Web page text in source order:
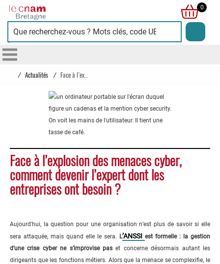
Cnam
Bretagne
0
/ Actualités /
Face à l’explosion des menaces cyber,
comment devenir l’expert dont les
entreprises ont besoin ?
Aujourd'hui, la question pour une organisation n’est plus de savoir si elle
sera attaquée, mais quand elle le sera. L’ANSSI est formelle : la gestion
d’une crise cyber ne s’improvise pas et concerne désormais autant les
dirigeants que les fonctions métiers. Alors que la menace se complexifie, le